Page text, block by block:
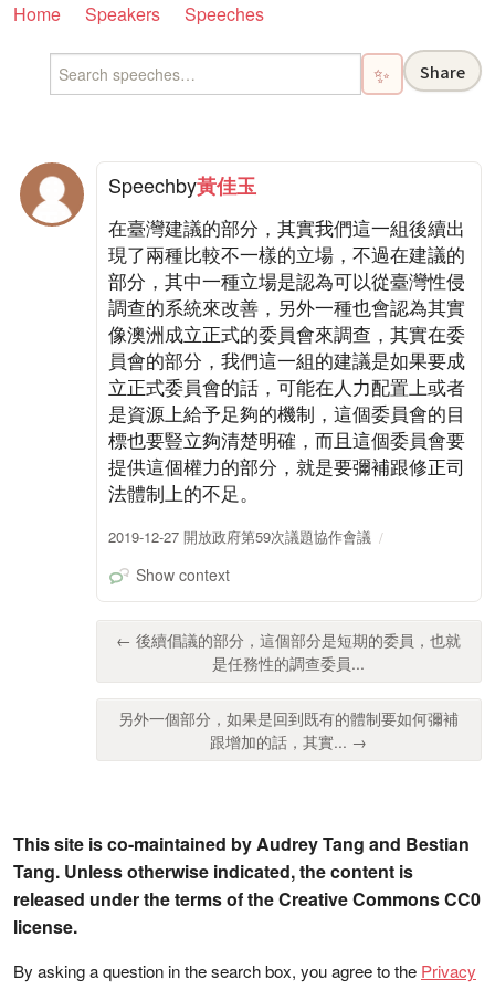
Home Speakers Speeches
✨ Share
Speechby黃佳玉
在臺灣建議的部分，其實我們這一組後續出
現了兩種比較不一樣的立場，不過在建議的
部分，其中一種立場是認為可以從臺灣性侵
調查的系統來改善，另外一種也會認為其實
像澳洲成立正式的委員會來調查，其實在委
員會的部分，我們這一組的建議是如果要成
立正式委員會的話，可能在人力配置上或者
是資源上給予足夠的機制，這個委員會的目
標也要豎立夠清楚明確，而且這個委員會要
提供這個權力的部分，就是要彌補跟修正司
法體制上的不足。
2019-12-27 開放政府第59次議題協作會議
Show context
← 後續倡議的部分，這個部分是短期的委員，也就
是任務性的調查委員...
另外一個部分，如果是回到既有的體制要如何彌補
跟增加的話，其實... →
This site is co-maintained by Audrey Tang and Bestian
Tang. Unless otherwise indicated, the content is
released under the terms of the Creative Commons CC0
license.
By asking a question in the search box, you agree to the Privacy